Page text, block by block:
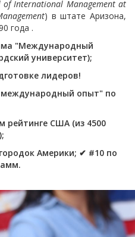
of International Management at
) в штате Аризона,
года .
"Международный
университет);
лидеров!
опыт" по
рейтинге США (из 4500
Америки; ✔ #10 по
.